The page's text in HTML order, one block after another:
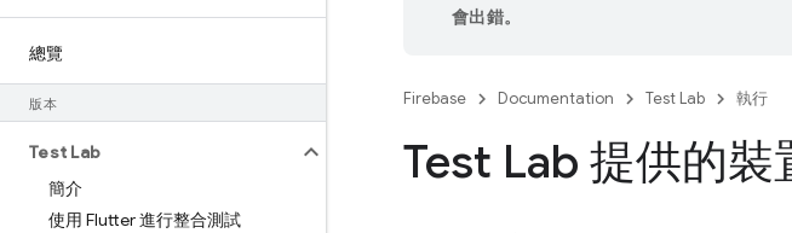
總覽
版本
Test Lab
簡介
使用 Flutter 進行整合測試
會出錯。
Firebase Documentation Test Lab 執行
Test Lab 提供的裝